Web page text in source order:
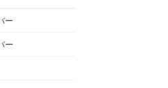
ー
ー